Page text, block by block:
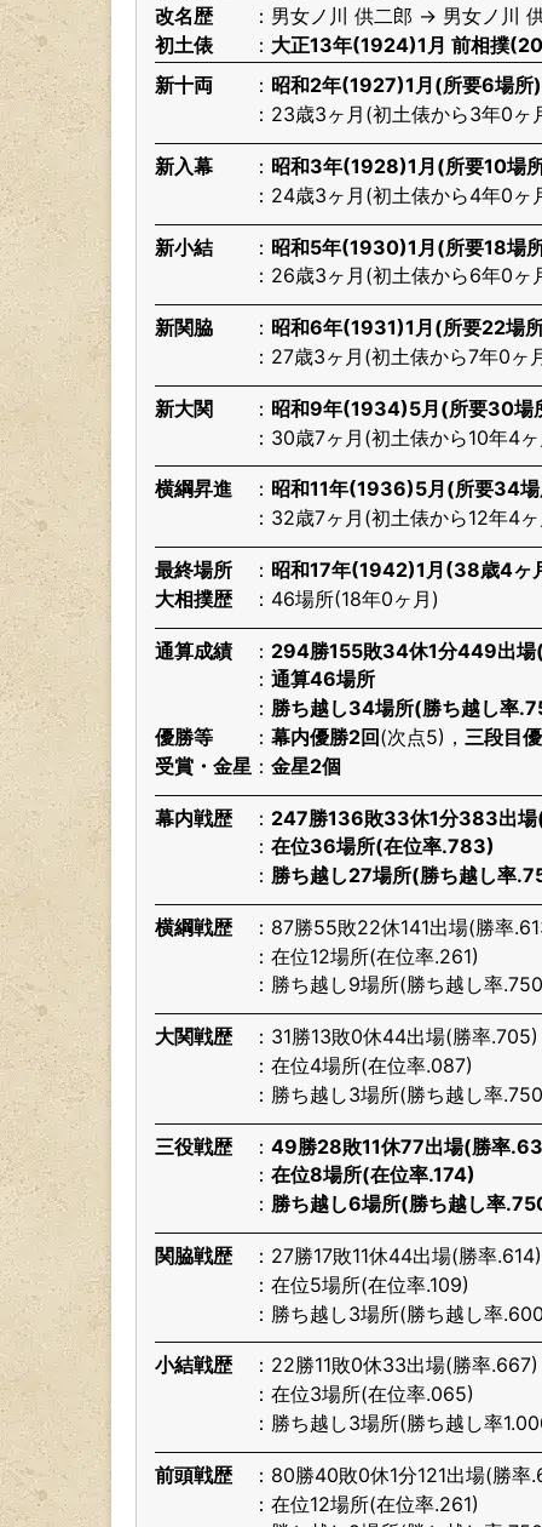
改名歴
男女ノ川 供二郎 → 男女ノ川
初土俵
大正13年(1924)1月 前相撲
新十両
昭和2年(1927)1月(所要6場所)
23歳3ヶ月(初土俵から3年0ヶ
新入幕
昭和3年(1928)1月(所要10場
24歳3ヶ月(初土俵から4年0ヶ
新小結
昭和5年(1930)1月(所要18場
26歳3ヶ月(初土俵から6年0ヶ
新関脇
昭和6年(1931)1月(所要22場
27歳3ヶ月(初土俵から7年0ヶ
新大関
昭和9年(1934)5月(所要30場
30歳7ヶ月(初土俵から10年4
横綱昇進
昭和11年(1936)5月(所要34
32歳7ヶ月(初土俵から12年4
最終場所
昭和17年(1942)1月(38歳4ヶ
大相撲歴
46場所(18年0ヶ月)
通算成績
294勝155敗34休1分449出
通算46場所
勝ち越し34場所(勝ち越し率
優勝等
幕内優勝2回(次点5)， 三段目
受賞・金星
金星2個
幕内戦歴
247勝136敗33休1分383出
在位36場所(在位率.783)
勝ち越し27場所(勝ち越し率
横綱戦歴
87勝55敗22休141出場(勝率
在位12場所(在位率.261)
勝ち越し9場所(勝ち越し率
大関戦歴
31勝13敗0休44出場(勝率.705)
在位4場所(在位率.087)
勝ち越し3場所(勝ち越し率
三役戦歴
49勝28敗11休77出場(勝率
在位8場所(在位率.174)
勝ち越し6場所(勝ち越し率
関脇戦歴
27勝17敗11休44出場(勝率.614)
在位5場所(在位率.109)
勝ち越し3場所(勝ち越し率
小結戦歴
22勝11敗0休33出場(勝率.667)
在位3場所(在位率.065)
勝ち越し3場所(勝ち越し率
前頭戦歴
80勝40敗0休1分121出場(勝率
在位12場所(在位率.261)